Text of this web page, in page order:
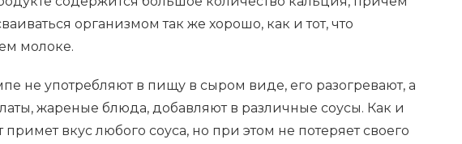
организмом так же хорошо, как и тот, что
молоке.
не употребляют в пищу в сыром виде, его разогревают, а
жареные блюда, добавляют в различные соусы. Как и
вкус любого соуса, но при этом не потеряет своего